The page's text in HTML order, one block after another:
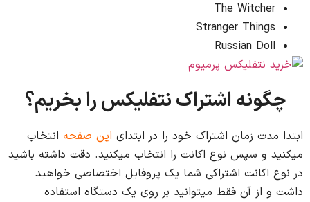
The Witcher
Stranger Things
Russian Doll
چگونه اشتراک نتفلیکس را بخریم؟
ابتدا مدت زمان اشتراک خود را در ابتدای این صفحه انتخاب
میکنید و سپس نوع اکانت را انتخاب میکنید. دقت داشته باشید
در نوع اکانت اشتراکی شما یک پروفایل اختصاصی خواهید
داشت و از آن فقط میتوانید بر روی یک دستگاه استفاده